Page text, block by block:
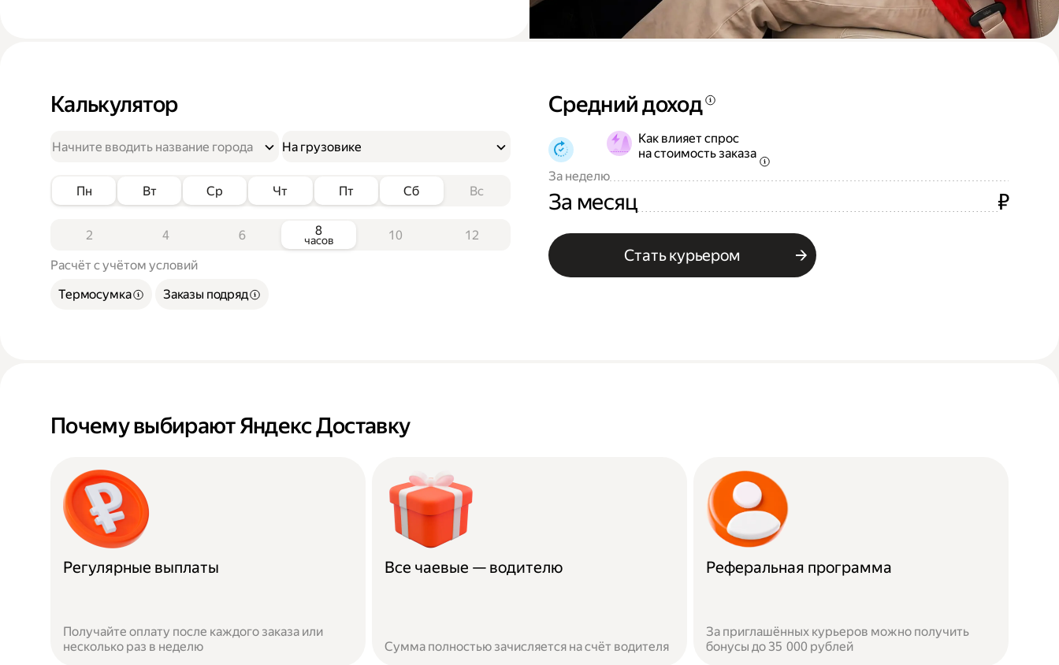
Калькулятор
На грузовике
Пн Вт Ср Чт Пт Сб Вс
2 4 6 8
часов 10 12
Расчёт с учётом условий
Термосумка
Заказы подряд
Средний доход
Как влияет спрос
на стоимость заказа
За неделю
За месяц ₽
Стать курьером
Почему выбирают Яндекс Доставку
Регулярные выплаты
Получайте оплату после каждого заказа или
несколько раз в неделю
Все чаевые — водителю
Сумма полностью зачисляется на счёт водителя
Реферальная программа
За приглашённых курьеров можно получить
бонусы до 35 000 рублей